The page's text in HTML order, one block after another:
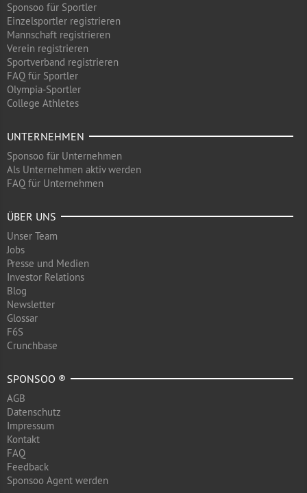
Sponsoo für Sportler
Einzelsportler registrieren
Mannschaft registrieren
Verein registrieren
Sportverband registrieren
FAQ für Sportler
Olympia-Sportler
College Athletes
UNTERNEHMEN
Sponsoo für Unternehmen
Als Unternehmen aktiv werden
FAQ für Unternehmen
ÜBER UNS
Unser Team
Jobs
Presse und Medien
Investor Relations
Blog
Newsletter
Glossar
F6S
Crunchbase
SPONSOO ®
AGB
Datenschutz
Impressum
Kontakt
FAQ
Feedback
Sponsoo Agent werden